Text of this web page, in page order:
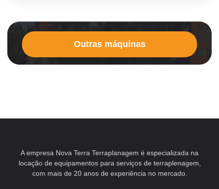
Outras máquinas
A empresa Nova Terra Terraplanagem é especializada na
locação de equipamentos para serviços de terraplenagem,
com mais de 20 anos de experiência no mercado.